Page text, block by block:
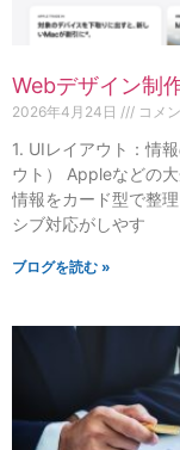
Webデザイン制
2026年4月24日 コメ
1. UIレイアウト：情
ウト） Appleなどの
情報をカード型で整
シブ対応がしやす
ブログを読む »